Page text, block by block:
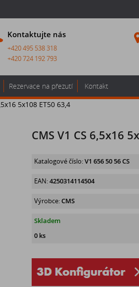
Kontaktujte nás
+420 495 538 318
+420 724 192 793
Rezervace na přezutí
Kontakt
5x108 ET50 63,4
CMS V1 CS 6,5x16
Katalogové číslo:V1 656 50 56 CS
EAN:4250314114504
Výrobce:CMS
Skladem
0 ks